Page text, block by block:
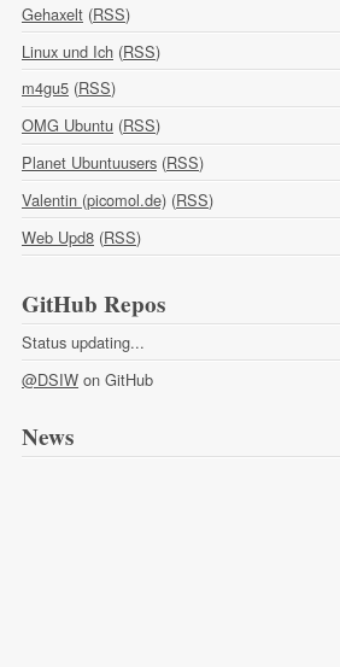
Gehaxelt (RSS)
Linux und Ich (RSS)
m4gu5 (RSS)
OMG Ubuntu (RSS)
Planet Ubuntuusers (RSS)
Valentin (picomol.de) (RSS)
Web Upd8 (RSS)
GitHub Repos
Status updating...
@DSIW on GitHub
News